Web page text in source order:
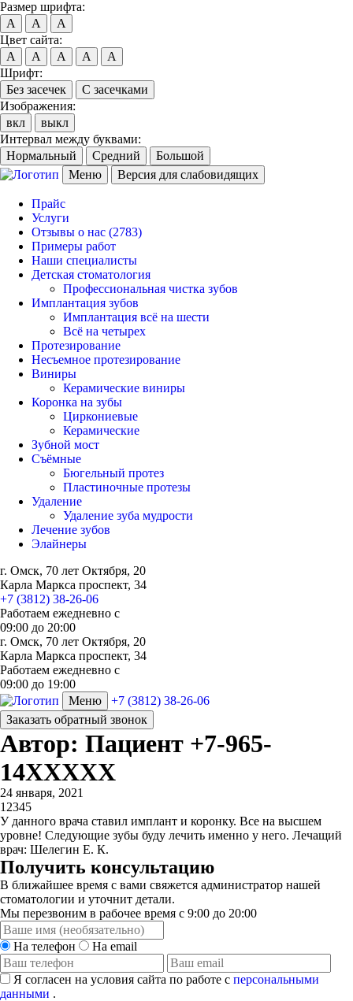
Размер шрифта:
A
A
A
Цвет сайта:
A
A A A
A
Шрифт:
Без засечек
С засечками
Изображения:
вкл
выкл
Интервал между буквами:
Нормальный
Средний
Большой
Меню
Версия для слабовидящих
Прайс
Услуги
Отзывы о нас (2783)
Примеры работ
Наши специалисты
Детская стоматология
Профессиональная чистка зубов
Имплантация зубов
Имплантация всё на шести
Всё на четырех
Протезирование
Несъемное протезирование
Виниры
Керамические виниры
Коронка на зубы
Циркониевые
Керамические
Зубной мост
Съёмные
Бюгельный протез
Пластиночные протезы
Удаление
Удаление зуба мудрости
Лечение зубов
Элайнеры
г. Омск, 70 лет Октября, 20
Карла Маркса проспект, 34
+7 (3812) 38-26-06
Работаем ежедневно с
09:00 до 20:00
г. Омск, 70 лет Октября, 20
Карла Маркса проспект, 34
Работаем ежедневно с
09:00 до 19:00
Меню
+7 (3812) 38-26-06
Заказать обратный звонок
Автор: Пациент +7-965-
14XXXXX
24 января, 2021
1 2345
У данного врача ставил имплант и коронку. Все на высшем
уровне! Следующие зубы буду лечить именно у него. Лечащий
врач: Шелегин Е. К.
Получить консультацию
В ближайшее время с вами свяжется администратор нашей
стоматологии и уточнит детали.
Мы перезвоним в рабочее время с 9:00 до 20:00
На телефон На email
Я согласен на условия сайта по работе с персональными
данными .